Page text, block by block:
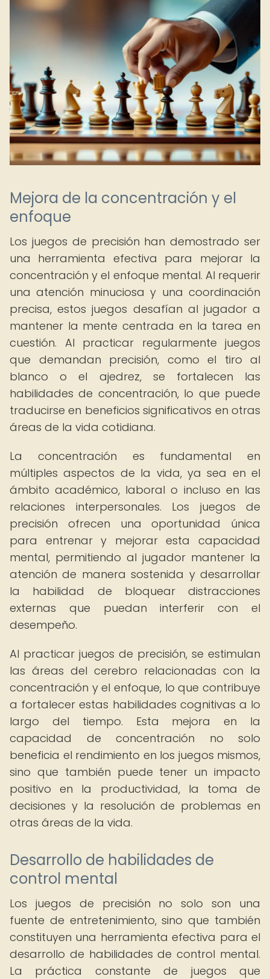
Mejora de la concentración y el
enfoque
Los juegos de precisión han demostrado ser
una herramienta efectiva para mejorar la
concentración y el enfoque mental. Al requerir
una atención minuciosa y una coordinación
precisa, estos juegos desafían al jugador a
mantener la mente centrada en la tarea en
cuestión. Al practicar regularmente juegos
que demandan precisión, como el tiro al
blanco o el ajedrez, se fortalecen las
habilidades de concentración, lo que puede
traducirse en beneficios significativos en otras
áreas de la vida cotidiana.
La concentración es fundamental en
múltiples aspectos de la vida, ya sea en el
ámbito académico, laboral o incluso en las
relaciones interpersonales. Los juegos de
precisión ofrecen una oportunidad única
para entrenar y mejorar esta capacidad
mental, permitiendo al jugador mantener la
atención de manera sostenida y desarrollar
la habilidad de bloquear distracciones
externas que puedan interferir con el
desempeño.
Al practicar juegos de precisión, se estimulan
las áreas del cerebro relacionadas con la
concentración y el enfoque, lo que contribuye
a fortalecer estas habilidades cognitivas a lo
largo del tiempo. Esta mejora en la
capacidad de concentración no solo
beneficia el rendimiento en los juegos mismos,
sino que también puede tener un impacto
positivo en la productividad, la toma de
decisiones y la resolución de problemas en
otras áreas de la vida.
Desarrollo de habilidades de
control mental
Los juegos de precisión no solo son una
fuente de entretenimiento, sino que también
constituyen una herramienta efectiva para el
desarrollo de habilidades de control mental.
La práctica constante de juegos que